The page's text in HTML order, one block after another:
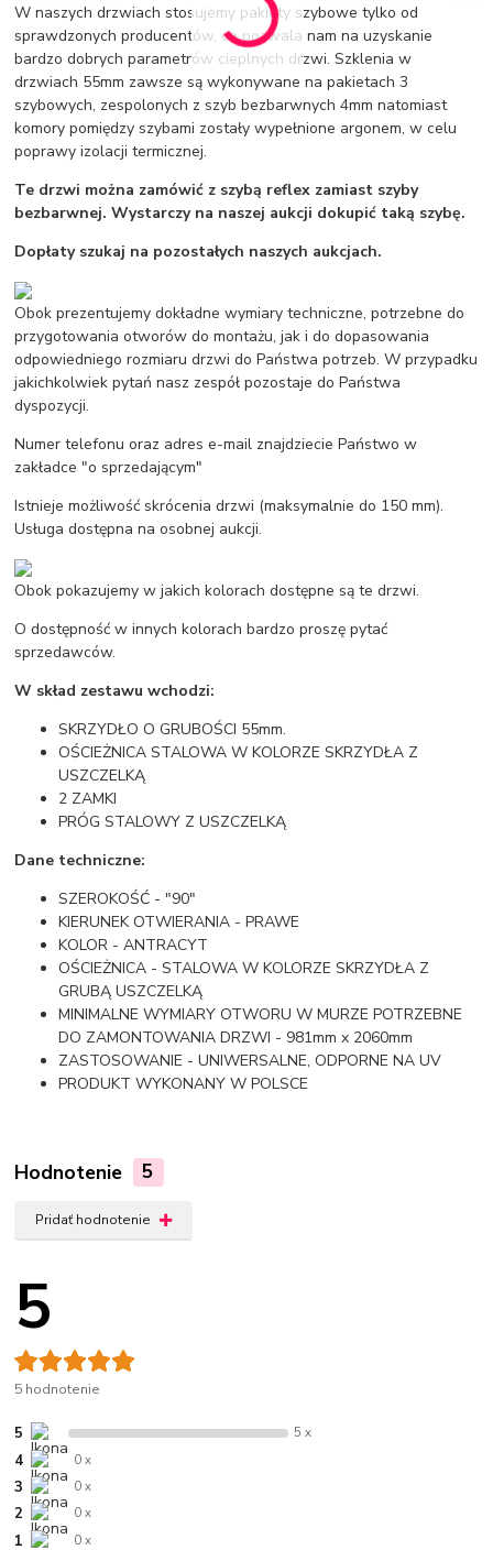
W naszych drzwiach stosujemy pakiety szybowe tylko od
sprawdzonych producentów, co pozwala nam na uzyskanie
bardzo dobrych parametrów cieplnych drzwi. Szklenia w
drzwiach 55mm zawsze są wykonywane na pakietach 3
szybowych, zespolonych z szyb bezbarwnych 4mm natomiast
komory pomiędzy szybami zostały wypełnione argonem, w celu
poprawy izolacji termicznej.
Te drzwi można zamówić z szybą reflex zamiast szyby
bezbarwnej. Wystarczy na naszej aukcji dokupić taką szybę.
Dopłaty szukaj na pozostałych naszych aukcjach.
Obok prezentujemy dokładne wymiary techniczne, potrzebne do
przygotowania otworów do montażu, jak i do dopasowania
odpowiedniego rozmiaru drzwi do Państwa potrzeb. W przypadku
jakichkolwiek pytań nasz zespół pozostaje do Państwa
dyspozycji.
Numer telefonu oraz adres e-mail znajdziecie Państwo w
zakładce "o sprzedającym"
Istnieje możliwość skrócenia drzwi (maksymalnie do 150 mm).
Usługa dostępna na osobnej aukcji.
Obok pokazujemy w jakich kolorach dostępne są te drzwi.
O dostępność w innych kolorach bardzo proszę pytać
sprzedawców.
W skład zestawu wchodzi:
SKRZYDŁO O GRUBOŚCI 55mm.
OŚCIEŻNICA STALOWA W KOLORZE SKRZYDŁA Z
USZCZELKĄ
2 ZAMKI
PRÓG STALOWY Z USZCZELKĄ
Dane techniczne:
SZEROKOŚĆ - "90"
KIERUNEK OTWIERANIA - PRAWE
KOLOR - ANTRACYT
OŚCIEŻNICA - STALOWA W KOLORZE SKRZYDŁA Z
GRUBĄ USZCZELKĄ
MINIMALNE WYMIARY OTWORU W MURZE POTRZEBNE
DO ZAMONTOWANIA DRZWI - 981mm x 2060mm
ZASTOSOWANIE - UNIWERSALNE, ODPORNE NA UV
PRODUKT WYKONANY W POLSCE
Hodnotenie 5
Pridať hodnotenie
5
5 hodnotenie
5 5 x
4 0 x
3 0 x
2 0 x
1 0 x